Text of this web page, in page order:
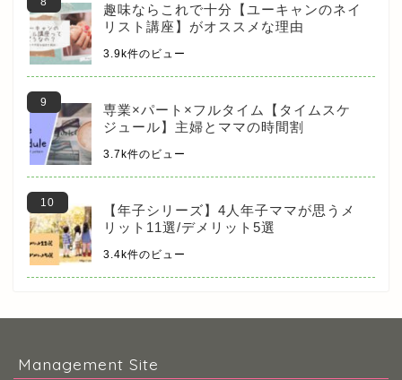
趣味ならこれで十分【ユーキャンのネイ
リスト講座】がオススメな理由
3.9k件のビュー
専業×パート×フルタイム【タイムスケ
ジュール】主婦とママの時間割
3.7k件のビュー
【年子シリーズ】4人年子ママが思うメ
リット11選/デメリット5選
3.4k件のビュー
Management Site